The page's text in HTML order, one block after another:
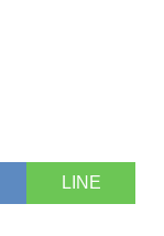
LINE